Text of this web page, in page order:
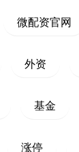
微配资官网
外资
基金
涨停